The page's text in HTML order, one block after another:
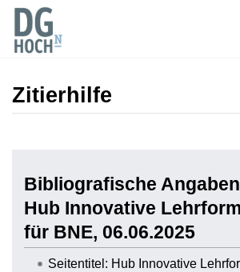
Zitierhilfe
Bibliografische
Hub Innovative
für BNE, 06.06.2025
Seitentitel: Hub Innovative